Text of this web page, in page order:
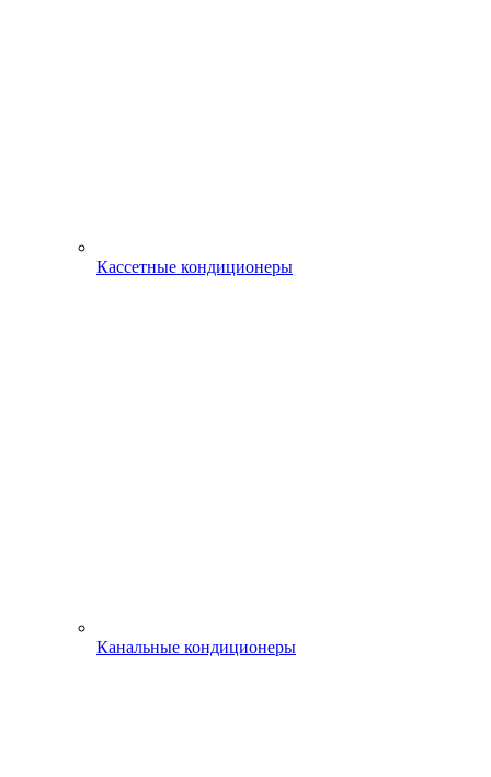
Кассетные кондиционеры
Канальные кондиционеры